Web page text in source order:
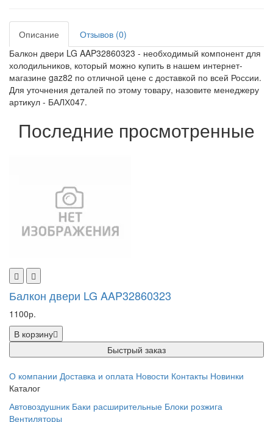
Описание
Отзывов (0)
Балкон двери LG AAP32860323 - необходимый компонент для
холодильников, который можно купить в нашем интернет-
магазине gaz82 по отличной цене с доставкой по всей России.
Для уточнения деталей по этому товару, назовите менеджеру
артикул - БАЛХ047.
Последние просмотренные
Балкон двери LG AAP32860323
1100р.
В корзину
Быстрый заказ
О компании Доставка и оплата Новости Контакты Новинки
Каталог
Автовоздушник Баки расширительные Блоки розжига
Вентиляторы